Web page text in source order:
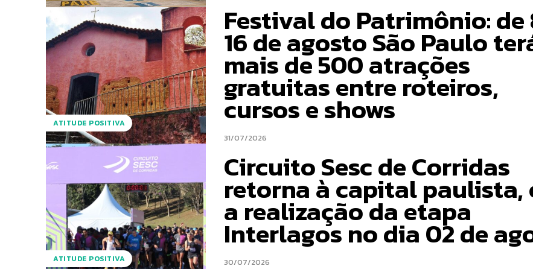
ATITUDE POSITIVA
Festival do Patrimônio: de
16 de agosto São Paulo
mais de 500 atrações
gratuitas entre roteiros,
cursos e shows
31/07/2026
ATITUDE POSITIVA
Circuito Sesc de Corridas
retorna à capital paulista,
a realização da etapa
Interlagos no dia 02 de
30/07/2026